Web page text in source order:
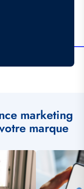
marketing
marque
Illustration
vignette